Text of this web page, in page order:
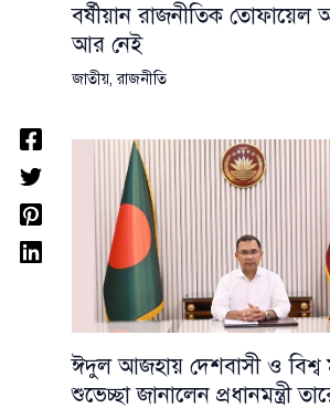
বর্ষীয়ান রাজনীতিক তোফায়েল
আর নেই
জাতীয়,রাজনীতি
ঈদুল আজহায় দেশবাসী ও বিশ্ব
শুভেচ্ছা জানালেন প্রধানমন্ত্রী